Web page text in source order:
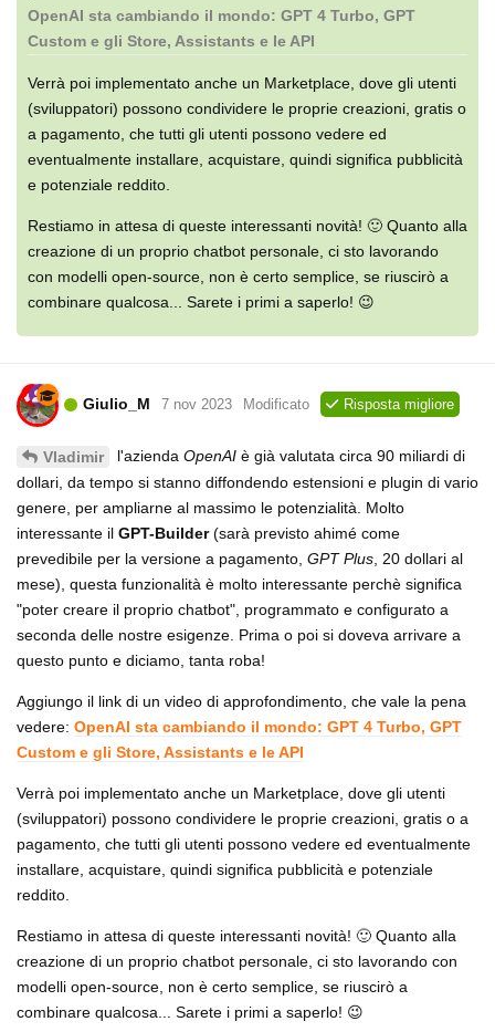
OpenAI sta cambiando il mondo: GPT 4 Turbo, GPT
Custom e gli Store, Assistants e le API
Verrà poi implementato anche un Marketplace, dove gli utenti
(sviluppatori) possono condividere le proprie creazioni, gratis o
a pagamento, che tutti gli utenti possono vedere ed
eventualmente installare, acquistare, quindi significa pubblicità
e potenziale reddito.
Restiamo in attesa di queste interessanti novità! 🙂 Quanto alla
creazione di un proprio chatbot personale, ci sto lavorando
con modelli open-source, non è certo semplice, se riuscirò a
combinare qualcosa... Sarete i primi a saperlo! 😉
Giulio_M 7 nov 2023 Modificato Risposta migliore
Vladimir l'azienda OpenAI è già valutata circa 90 miliardi di
dollari, da tempo si stanno diffondendo estensioni e plugin di vario
genere, per ampliarne al massimo le potenzialità. Molto
interessante il GPT-Builder(sarà previsto ahimé come
prevedibile per la versione a pagamento, GPT Plus , 20 dollari al
mese), questa funzionalità è molto interessante perchè significa
"poter creare il proprio chatbot", programmato e configurato a
seconda delle nostre esigenze. Prima o poi si doveva arrivare a
questo punto e diciamo, tanta roba!
Aggiungo il link di un video di approfondimento, che vale la pena
vedere: OpenAI sta cambiando il mondo: GPT 4 Turbo, GPT
Custom e gli Store, Assistants e le API
Verrà poi implementato anche un Marketplace, dove gli utenti
(sviluppatori) possono condividere le proprie creazioni, gratis o a
pagamento, che tutti gli utenti possono vedere ed eventualmente
installare, acquistare, quindi significa pubblicità e potenziale
reddito.
Restiamo in attesa di queste interessanti novità! 🙂 Quanto alla
creazione di un proprio chatbot personale, ci sto lavorando con
modelli open-source, non è certo semplice, se riuscirò a
combinare qualcosa... Sarete i primi a saperlo! 😉